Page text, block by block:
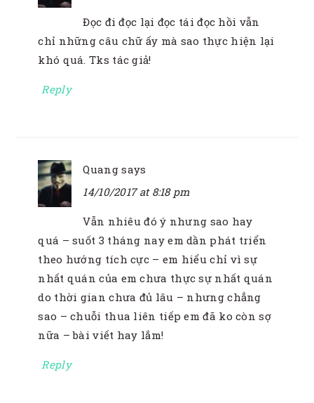
Đọc đi đọc lại đọc tái đọc hồi vẫn
chỉ những câu chữ ấy mà sao thực hiện lại
khó quá. Tks tác giả!
Reply
Quang says
14/10/2017 at 8:18 pm
Vẫn nhiêu đó ý nhưng sao hay
quá – suốt 3 tháng nay em dần phát triển
theo hướng tích cực – em hiểu chỉ vì sự
nhất quán của em chưa thực sự nhất quán
do thời gian chưa đủ lâu – nhưng chẳng
sao – chuỗi thua liên tiếp em đã ko còn sợ
nữa – bài viết hay lắm!
Reply